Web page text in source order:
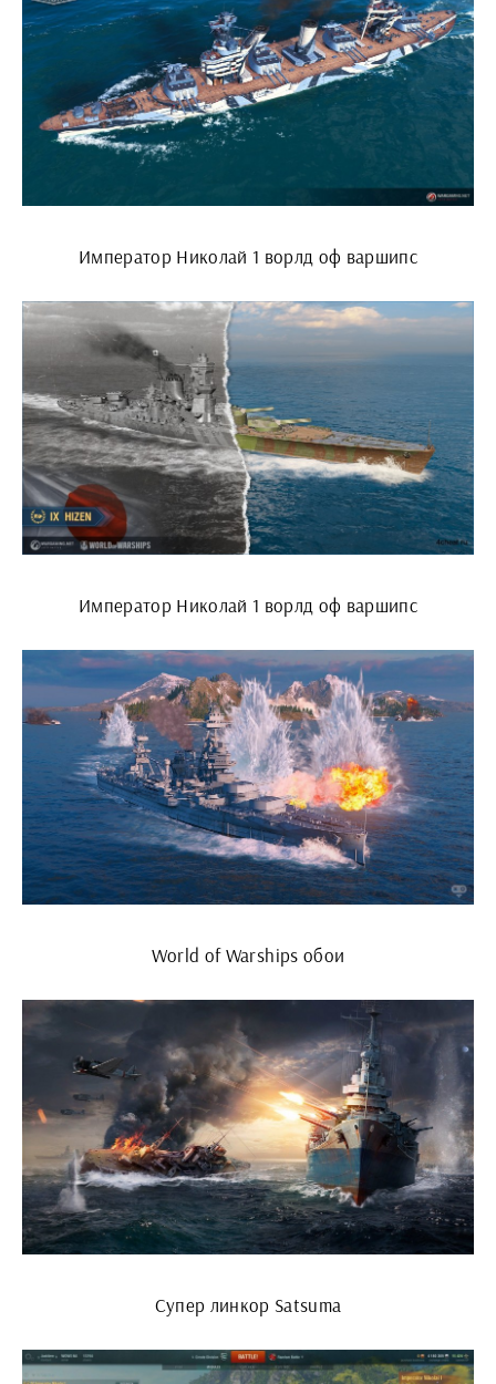
Император Николай 1 ворлд оф варшипс
Император Николай 1 ворлд оф варшипс
World of Warships обои
Супер линкор Satsuma